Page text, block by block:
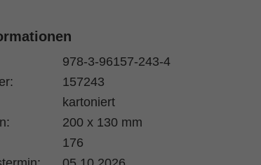
978-3-96157-243-4
157243
kartoniert
200 x 130 mm
176